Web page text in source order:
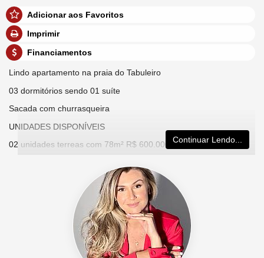
Adicionar aos Favoritos
Imprimir
Financiamentos
Lindo apartamento na praia do Tabuleiro
03 dormitórios sendo 01 suíte
Sacada com churrasqueira
UNIDADES DISPONÍVEIS
02 unidades terreas com 78m² R$ 600.000,00 cada
01 unidade 1º andar 83m² R$ 625.000,00
**Disponibilidade e valores sujeitos à alterações, consulte uma de
nossas corretoras**
Continuar Lendo...